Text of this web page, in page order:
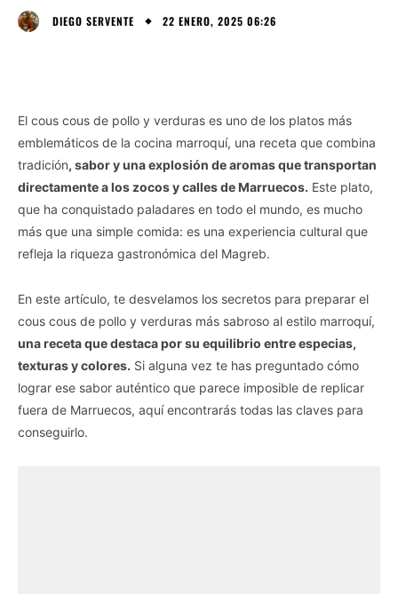
DIEGO SERVENTE 22 ENERO, 2025 06:26
El cous cous de pollo y verduras es uno de los platos más
emblemáticos de la cocina marroquí, una receta que combina
tradición, sabor y una explosión de aromas que transportan
directamente a los zocos y calles de Marruecos. Este plato,
que ha conquistado paladares en todo el mundo, es mucho
más que una simple comida: es una experiencia cultural que
refleja la riqueza gastronómica del Magreb.
En este artículo, te desvelamos los secretos para preparar el
cous cous de pollo y verduras más sabroso al estilo marroquí,
una receta que destaca por su equilibrio entre especias,
texturas y colores. Si alguna vez te has preguntado cómo
lograr ese sabor auténtico que parece imposible de replicar
fuera de Marruecos, aquí encontrarás todas las claves para
conseguirlo.